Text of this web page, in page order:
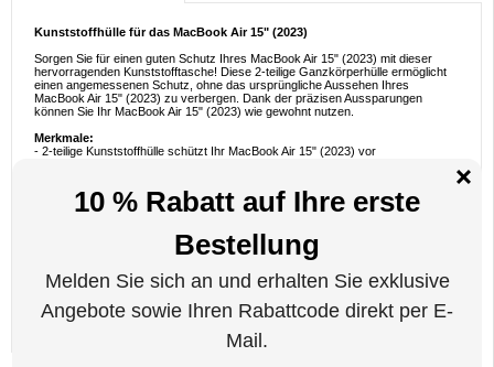
Kunststoffhülle für das MacBook Air 15" (2023)
Sorgen Sie für einen guten Schutz Ihres MacBook Air 15" (2023) mit dieser
hervorragenden Kunststofftasche! Diese 2-teilige Ganzkörperhülle ermöglicht
einen angemessenen Schutz, ohne das ursprüngliche Aussehen Ihres
MacBook Air 15" (2023) zu verbergen. Dank der präzisen Aussparungen
können Sie Ihr MacBook Air 15" (2023) wie gewohnt nutzen.
Merkmale:
- 2-teilige Kunststoffhülle schützt Ihr MacBook Air 15" (2023) vor
- Mit vielen Belüftungsöffnungen und präzisen Aussparungen
- Material: Kunststoff und Gummi
EAN: 5714122206992
Verwandte Kategorien:Computer und Laptop Zubehör,Laptop Zubehör,
MacBook Zubehör